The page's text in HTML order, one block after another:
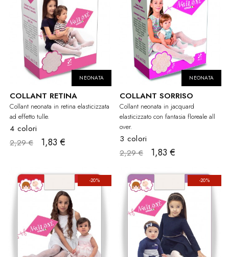
NEONATA
COLLANT RETINA
Collant neonata in retina elasticizzata
ad effetto tulle.
4 colori
2,29 €
1,83 €
NEONATA
COLLANT SORRISO
Collant neonata in jacquard
elasticizzato con fantasia floreale all
over.
3 colori
2,29 €
1,83 €
-20% -20%